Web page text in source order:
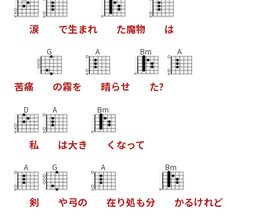
涙 で生まれ た魔物 は
苦痛
G
の霧を
A
晴らせ
Bm
た?
A
D
私
A
は大き
Bm
く なって
A
剣
G
や弓の
A
在り処も分
Bm
かるけれど